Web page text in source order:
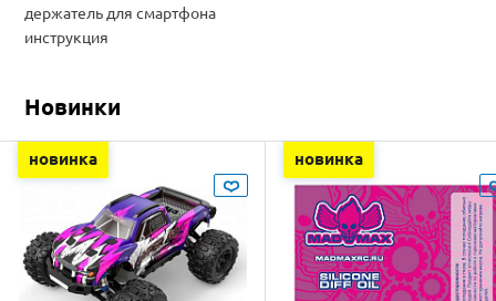
держатель для смартфона
инструкция
Новинки
новинка новинка